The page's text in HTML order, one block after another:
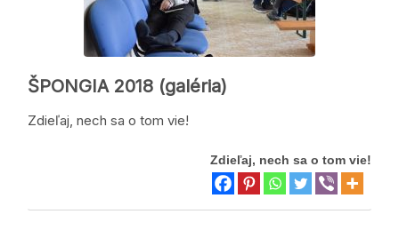
ŠPONGIA 2018 (galéria)
Zdieľaj, nech sa o tom vie!
Zdieľaj, nech sa o tom vie!